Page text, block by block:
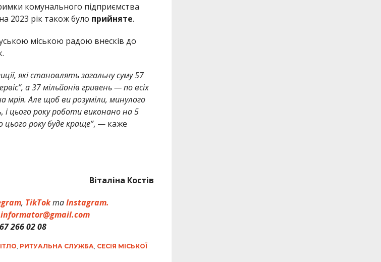
комунального підприємства
2023 рік також було прийняте.
міською радою внесків до
які становлять загальну суму 57
а 37 мільйонів гривень — по всіх
Але щоб ви розуміли, минулого
і цього року роботи виконано на 5
цього року буде краще”, — каже
Віталіна Костів
, TikTokтаInstagram.
266 02 08
РИТУАЛЬНА СЛУЖБА СЕСІЯ МІСЬКОЇ